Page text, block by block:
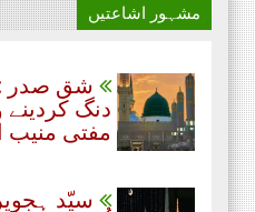
مشہور اشاعتیں
شق صدر :
دنگ کردینے
مفتی منیب
سیّد